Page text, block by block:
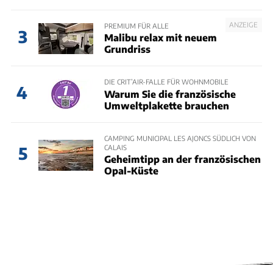
3
ANZEIGE
PREMIUM FÜR ALLE
Malibu relax mit neuem
Grundriss
4
DIE CRIT’AIR-FALLE FÜR WOHNMOBILE
Warum Sie die französische
Umweltplakette brauchen
5
CAMPING MUNICIPAL LES AJONCS SÜDLICH VON
CALAIS
Geheimtipp an der französischen
Opal-Küste